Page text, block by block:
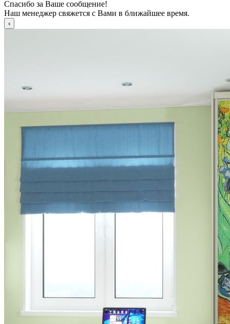
Спасибо за Ваше сообщение!
Наш менеджер свяжется с Вами в ближайшее время.